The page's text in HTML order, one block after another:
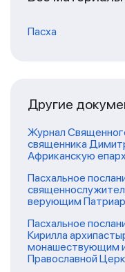
Пасха
Другие
Журнал
священника
Африканскую
Пасхальное
верующим
Пасхальное
Кирилла
монашествующим
Православной